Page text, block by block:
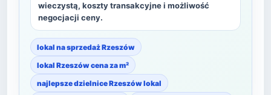
wieczystą, koszty transakcyjne i możliwość
negocjacji ceny.
lokal na sprzedaż Rzeszów
lokal Rzeszów cena za m²
najlepsze dzielnice Rzeszów lokal